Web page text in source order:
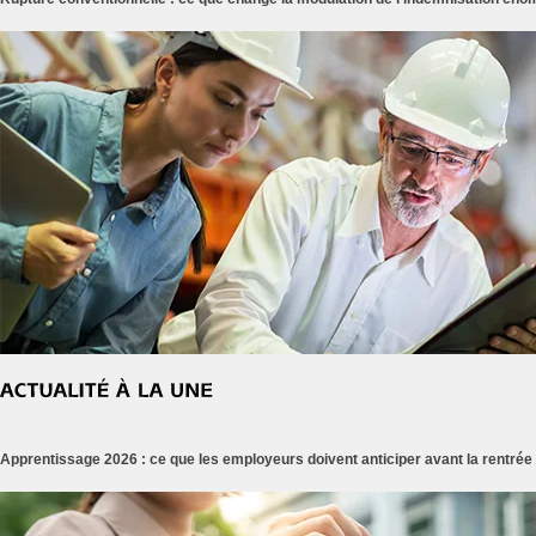
Apprentissage 2026 : ce que les employeurs doivent anticiper avant la rentrée